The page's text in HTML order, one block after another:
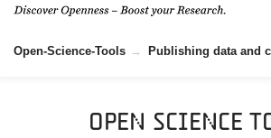
Open-Science-Tools Publishing data and
Open Science